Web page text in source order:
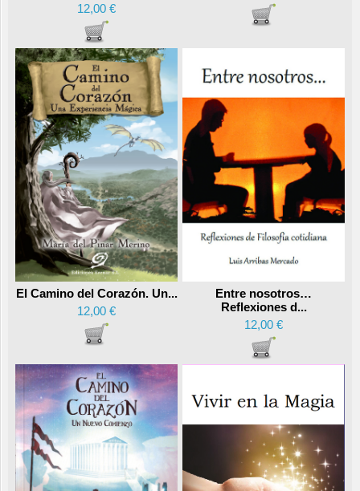
12,00 €
El Camino del Corazón. Un...
12,00 €
Entre nosotros…
Reflexiones d...
12,00 €